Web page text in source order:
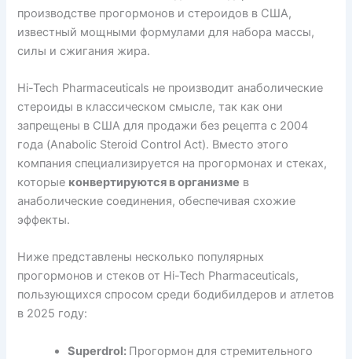
производстве прогормонов и стероидов в США,
известный мощными формулами для набора массы,
силы и сжигания жира.
Hi-Tech Pharmaceuticals не производит анаболические
стероиды в классическом смысле, так как они
запрещены в США для продажи без рецепта с 2004
года (Anabolic Steroid Control Act). Вместо этого
компания специализируется на прогормонах и стеках,
которые конвертируются в организме в
анаболические соединения, обеспечивая схожие
эффекты.
Ниже представлены несколько популярных
прогормонов и стеков от Hi-Tech Pharmaceuticals,
пользующихся спросом среди бодибилдеров и атлетов
в 2025 году:
Superdrol: Прогормон для стремительного